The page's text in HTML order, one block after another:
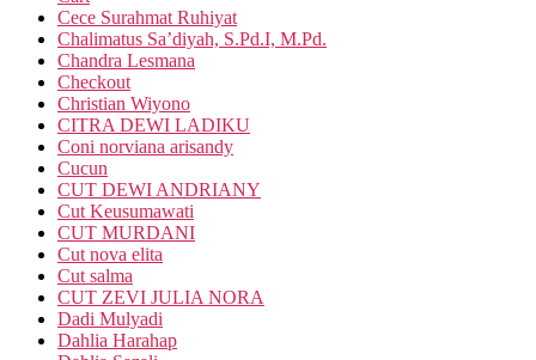
Cece Surahmat Ruhiyat
Chalimatus Sa’diyah, S.Pd.I, M.Pd.
Chandra Lesmana
Checkout
Christian Wiyono
CITRA DEWI LADIKU
Coni norviana arisandy
Cucun
CUT DEWI ANDRIANY
Cut Keusumawati
CUT MURDANI
Cut nova elita
Cut salma
CUT ZEVI JULIA NORA
Dadi Mulyadi
Dahlia Harahap